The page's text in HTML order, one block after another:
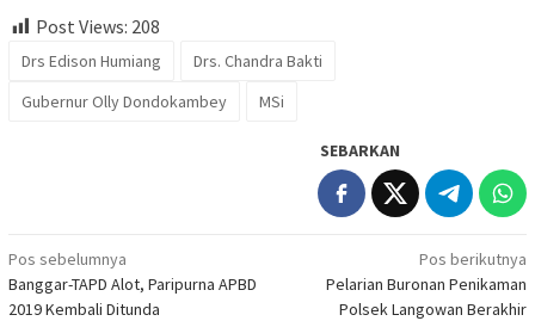
Post Views: 208
Drs Edison Humiang
Drs. Chandra Bakti
Gubernur Olly Dondokambey
MSi
SEBARKAN
Navigasi
pos
Pos sebelumnya
Banggar-TAPD Alot, Paripurna APBD
2019 Kembali Ditunda
Pos berikutnya
Pelarian Buronan Penikaman
Polsek Langowan Berakhir